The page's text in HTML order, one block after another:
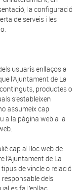
la configuració
de serveis i les
usuaris enllaços a
l’Ajuntament de La
productes o
s’estableixen
assumeix cap
a la pàgina web a la
cap al lloc web de
l’Ajuntament de La
de vincle o relació
responsable dels